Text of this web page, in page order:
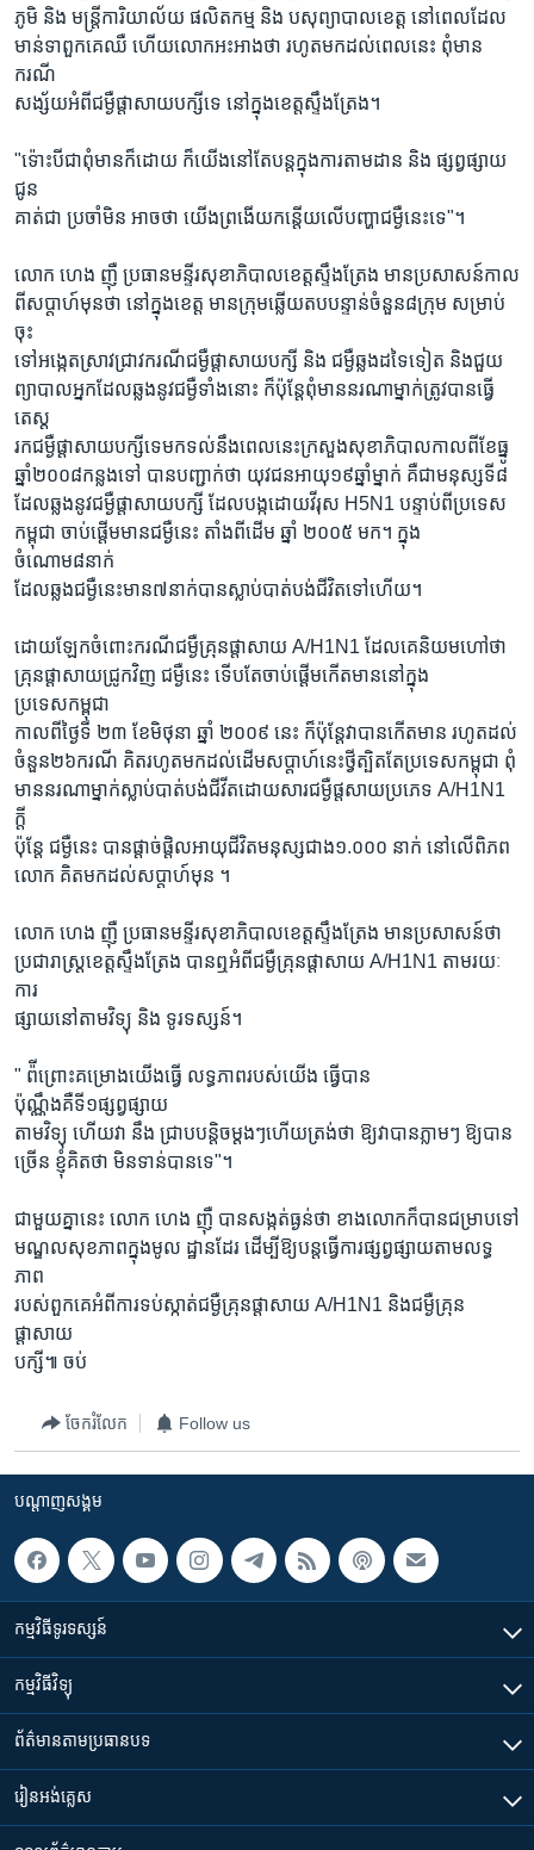
ភូមិ និង មន្ត្រីការិយាល័យ ផលិតកម្ម និង បសុព្យាបាលខេត្ត នៅពេលដែល
មាន់ទាពួកគេឈឺ ហើយលោកអះអាងថា រហូតមកដល់ពេលនេះ ពុំមាន
ករណី
សង្ស័យអំពីជម្ងឺផ្តាសាយបក្សីទេ នៅក្នុងខេត្តស្ទឹងត្រែង។
"ទ៉ោះបីជាពុំមានក៏ដោយ ក៏យើងនៅតែបន្តក្នុងការតាមដាន និង ផ្សព្វផ្សាយ
ជូន
គាត់ជា ប្រចាំមិន អាចថា យើងព្រងើយកន្តើយលើបញ្ហាជម្ងឺនេះទេ"។
លោក ហេង ញ៉ឺ ប្រធានមន្ទីរសុខាភិបាលខេត្តស្ទឹងត្រែង មានប្រសាសន៍កាល
ពីសប្តាហ៍មុនថា នៅក្នុងខេត្ត មានក្រុមឆ្លើយតបបន្ទាន់ចំនួន៨ក្រុម សម្រាប់
ចុះ
ទៅអង្កេតស្រាវជ្រាវករណីជម្ងឺផ្តាសាយបក្សី និង ជម្ងឺឆ្លងដទៃទៀត និងជួយ
ព្យាបាលអ្នកដែលឆ្លងនូវជម្ងឺទាំងនោះ ក៏ប៉ុន្តែពុំមាននរណាម្នាក់ត្រូវបានធ្វើ
តេស្ត
រកជម្ងឺផ្តាសាយបក្សីទេមកទល់នឹងពេលនេះក្រសួងសុខាភិបាលកាលពីខែធ្នូ
ឆ្នាំ២០០៨កន្លងទៅ បានបញ្ជាក់ថា យុវជនអាយុ១៩ឆ្នាំម្នាក់ គឺជាមនុស្សទី៨
ដែលឆ្លងនូវជម្ងឺផ្តាសាយបក្សី ដែលបង្កដោយវីរុស H5N1 បន្ទាប់ពីប្រទេស
កម្ពុជា ចាប់ផ្តើមមានជម្ងឺនេះ តាំងពីដើម ឆ្នាំ ២០០៥ មក។ ក្នុង
ចំណោម៨នាក់
ដែលឆ្លងជម្ងឺនេះមាន៧នាក់បានស្លាប់បាត់បង់ជីវិតទៅហើយ។
ដោយឡែកចំពោះករណីជម្ងឺគ្រុនផ្តាសាយ A/H1N1 ដែលគេនិយមហៅថា
គ្រុនផ្តាសាយជ្រូកវិញ ជម្ងឺនេះ ទើបតែចាប់ផ្តើមកើតមាននៅក្នុង
ប្រទេសកម្ពុជា
កាលពីថ្ងៃទី ២៣ ខែមិថុនា ឆ្នាំ ២០០៩ នេះ ក៏ប៉ុន្តែវាបានកើតមាន រហូតដល់
ចំនួន២៦ករណី គិតរហូតមកដល់ដើមសប្តាហ៍នេះថ្វីត្បិតតែប្រទេសកម្ពុជា ពុំ
មាននរណាម្នាក់ស្លាប់បាត់បង់ជីវីតដោយសារជម្ងឺផ្តសាយប្រភេទ A/H1N1
ក្តី
ប៉ុន្តែ ជម្ងឺនេះ បានផ្តាច់ផ្តិលអាយុជីវិតមនុស្សជាង១.០០០ នាក់ នៅលើពិភព
លោក គិតមកដល់សប្តាហ៍មុន ។
លោក ហេង ញ៉ឺ ប្រធានមន្ទីរសុខាភិបាលខេត្តស្ទឹងត្រែង មានប្រសាសន៍ថា
ប្រជារាស្ត្រខេត្តស្ទឹងត្រែង បានឮអំពីជម្ងឺគ្រុនផ្តាសាយ A/H1N1 តាមរយៈ
ការ
ផ្សាយនៅតាមវិទ្យុ និង ទូរទស្សន៍។
" ព៉ីព្រោះគម្រោងយើងធ្វើ លទ្ធភាពរបស់យើង ធ្វើបាន
ប៉ុណ្ណឹងគឺទី១ផ្សព្វផ្សាយ
តាមវិទ្យុ ហើយវា នឹង ជ្រាបបន្តិចម្តងៗហើយត្រង់ថា ឱ្យវាបានភ្លាមៗ ឱ្យបាន
ច្រើន ខ្ញុំគិតថា មិនទាន់បានទេ"។
ជាមួយគ្នានេះ លោក ហេង ញ៉ឺ បានសង្កត់ធ្ងន់ថា ខាងលោកក៏បានជម្រាបទៅ
មណ្ឌលសុខភាពក្នុងមូល ដ្ឋានដែរ ដើម្បីឱ្យបន្តធ្វើការផ្សព្វផ្សាយតាមលទ្ធ
ភាព
របស់ពួកគេអំពីការទប់ស្កាត់ជម្ងឺគ្រុនផ្តាសាយ A/H1N1 និងជម្ងឺគ្រុន
ផ្តាសាយ
បក្សី៕ ចប់
ចែករំលែក Follow us
បណ្តាញ​សង្គម
កម្មវិធី​ទូរទស្សន៍
កម្មវិធី​វិទ្យុ
ព័ត៌មាន​តាមប្រធានបទ​
រៀន​​អង់គ្លេស